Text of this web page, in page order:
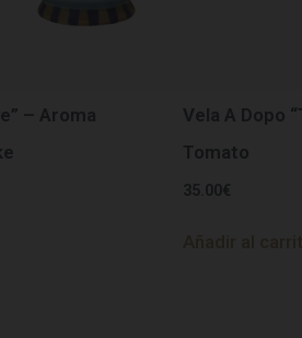
– Aroma
Vela A Dopo
Tomato
35.00€